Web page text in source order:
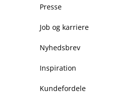
Presse
Job og karriere
Nyhedsbrev
Inspiration
Kundefordele